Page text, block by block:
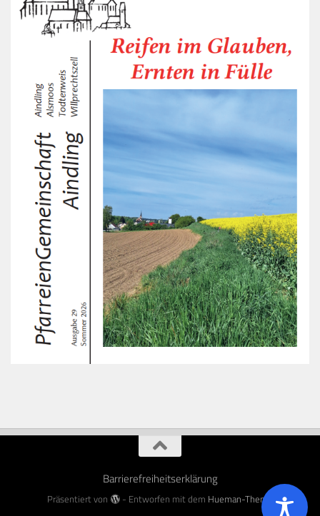
Barrierefreiheitserklärung
Präsentiert von - Entworfen mit dem Hueman-Theme